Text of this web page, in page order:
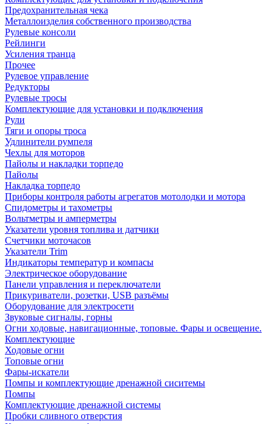
Предохранительная чека
Металлоизделия собственного производства
Рулевые консоли
Рейлинги
Усиления транца
Прочее
Рулевое управление
Редукторы
Рулевые тросы
Комплектующие для установки и подключения
Рули
Тяги и опоры троса
Удлинители румпеля
Чехлы для моторов
Пайолы и накладки торпедо
Пайолы
Накладка торпедо
Приборы контроля работы агрегатов мотолодки и мотора
Спидометры и тахометры
Вольтметры и амперметры
Указатели уровня топлива и датчики
Счетчики моточасов
Указатели Trim
Индикаторы температур и компасы
Электрическое оборудование
Панели управления и переключатели
Прикуриватели, розетки, USB разъёмы
Оборудование для электросети
Звуковые сигналы, горны
Огни ходовые, навигационные, топовые. Фары и освещение.
Комплектующие
Ходовые огни
Топовые огни
Фары-искатели
Помпы и комплектующие дренажной сиситемы
Помпы
Комплектующие дренажной системы
Пробки сливного отверстия